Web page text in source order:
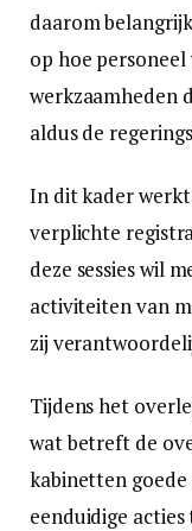
daarom
op hoe
werkzaamheden
aldus de
In dit kader
verplichte
deze sessies wil
activiteiten van
zij
Tijdens het
wat betreft de
kabinetten
eenduidige